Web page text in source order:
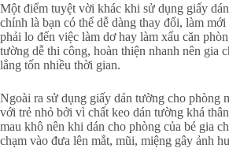
Một điểm tuyệt vời khác khi sử dụng giấy
chính là bạn có thể dễ dàng thay đổi, làm
phải lo đến việc làm dơ hay làm xấu căn
tường dễ thi công, hoàn thiện nhanh nên gia
lắng tốn nhiều thời gian.
Ngoài ra sử dụng giấy dán tường cho phòng
với trẻ nhỏ bởi vì chất keo dán tường khá
mau khô nên khi dán cho phòng của bé gia
chạm vào đưa lên mắt, mũi, miệng gây ảnh